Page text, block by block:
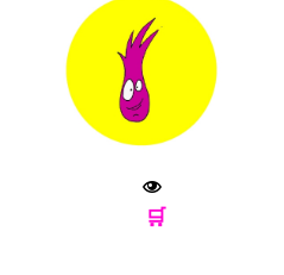
🛒